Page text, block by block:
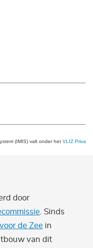
(IMIS) valt onder het VLIZ Privacy
door
. Sinds
de Zee in
van dit